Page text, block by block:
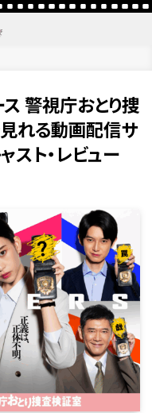
ス 警視庁おとり捜
れる動画配信サ
スト・レビュー